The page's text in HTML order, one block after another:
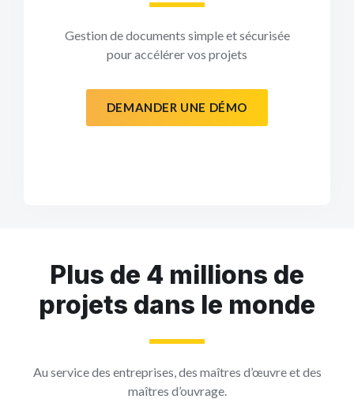
Gestion de documents simple et sécurisée
pour accélérer vos projets
DEMANDER UNE DÉMO
Plus de 4 millions de
projets dans le monde
Au service des entreprises, des maîtres d’œuvre et des
maîtres d’ouvrage.